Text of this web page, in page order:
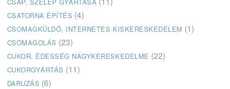
CSATORNA ÉPÍTÉS (4)
CSOMAGKÜLDŐ, INTERNETES KISKERESKEDELEM (1)
CSOMAGOLÁS (23)
CUKOR, ÉDESSÉG NAGYKERESKEDELME (22)
CUKORGYÁRTÁS (11)
DARUZÁS (6)